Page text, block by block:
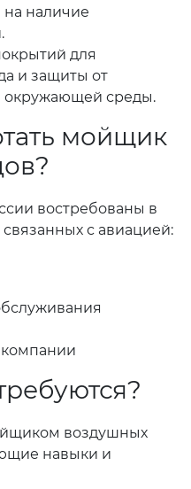
на наличие
для
и защиты от
окружающей среды.
мойщик
востребованы в
с авиацией:
воздушных
навыки и